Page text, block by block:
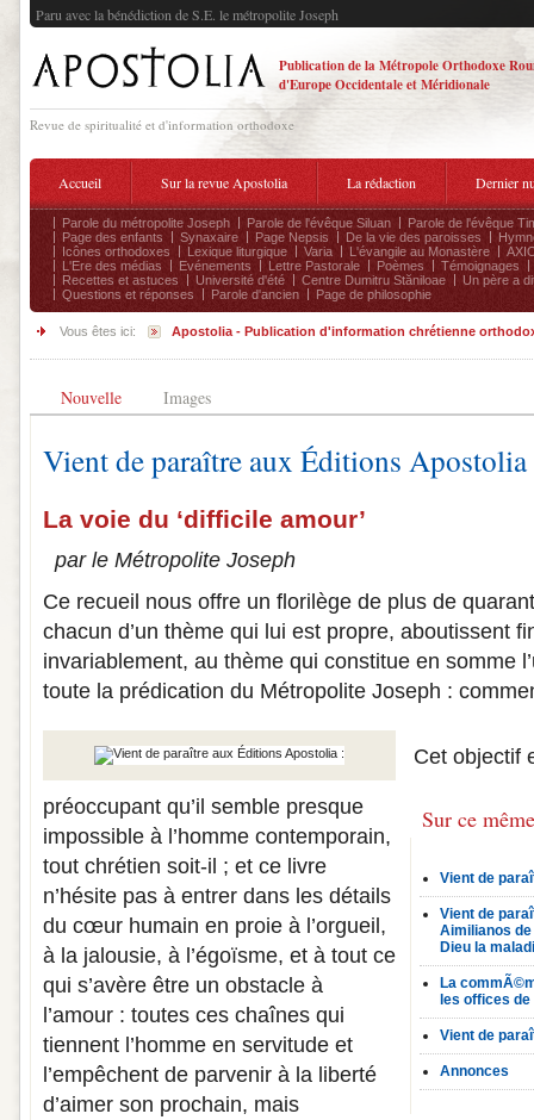
Paru avec la bénédiction de S.E. le métropolite Joseph
Publication de la Métropole Orthodoxe
d'Europe Occidentale et Méridionale
Revue de spiritualité et d'information orthodoxe
Accueil Sur la revue Apostolia La rédaction Dernier
Parole du métropolite Joseph Parole de l'évêque Siluan
Parole de l'évêque
Page des enfants
Synaxaire Page Nepsis De la vie des paroisses
Icônes orthodoxes
Lexique liturgique Varia L'évangile au Monastère
L'Ere des médias
Evénements Lettre Pastorale Poèmes
Témoignages
Recettes et astuces
Université d'été Centre Dumitru Stăniloae
Un père a
Questions et réponses
Parole d'ancien Page de philosophie
Vous êtes ici: Apostolia - Publication d'information chrétienne
Nouvelle Images
Vient de paraître aux Éditions
La voie du ‘difficile amour’
par le Métropolite Joseph
Ce recueil nous offre un florilège de plus de
chacun d’un thème qui lui est propre, aboutissent
invariablement, au thème qui constitue en somme
toute la prédication du Métropolite Joseph :
Sur ce
Vient de
Vient de
Aimilianos
Dieu la
La
les offices
Vient de
Annonces
Cet objectif
préoccupant qu’il semble presque
impossible à l’homme contemporain,
tout chrétien soit-il ; et ce livre
n’hésite pas à entrer dans les détails
du cœur humain en proie à l’orgueil,
à la jalousie, à l’égoïsme, et à tout ce
qui s’avère être un obstacle à
l’amour : toutes ces chaînes qui
tiennent l’homme en servitude et
l’empêchent de parvenir à la liberté
d’aimer son prochain, mais